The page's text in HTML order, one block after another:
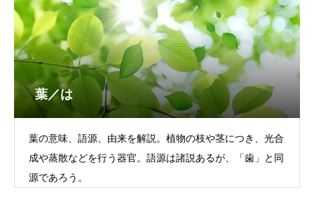
葉／は
葉の意味、語源、由来を解説。植物の枝や茎につき、光合
成や蒸散などを行う器官。語源は諸説あるが、「歯」と同
源であろう。